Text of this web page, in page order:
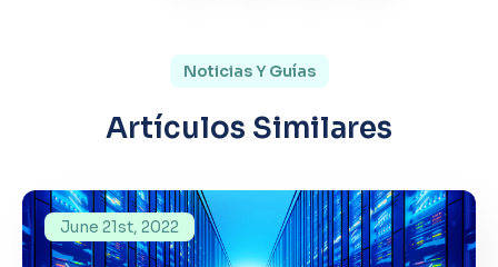
Noticias Y Guías
Artículos Similares
June 21st, 2022